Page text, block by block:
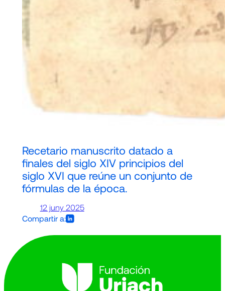
Recetario manuscrito datado a
finales del siglo XIV principios del
siglo XVI que reúne un conjunto de
fórmulas de la época.
12 juny 2025
Compartir a: